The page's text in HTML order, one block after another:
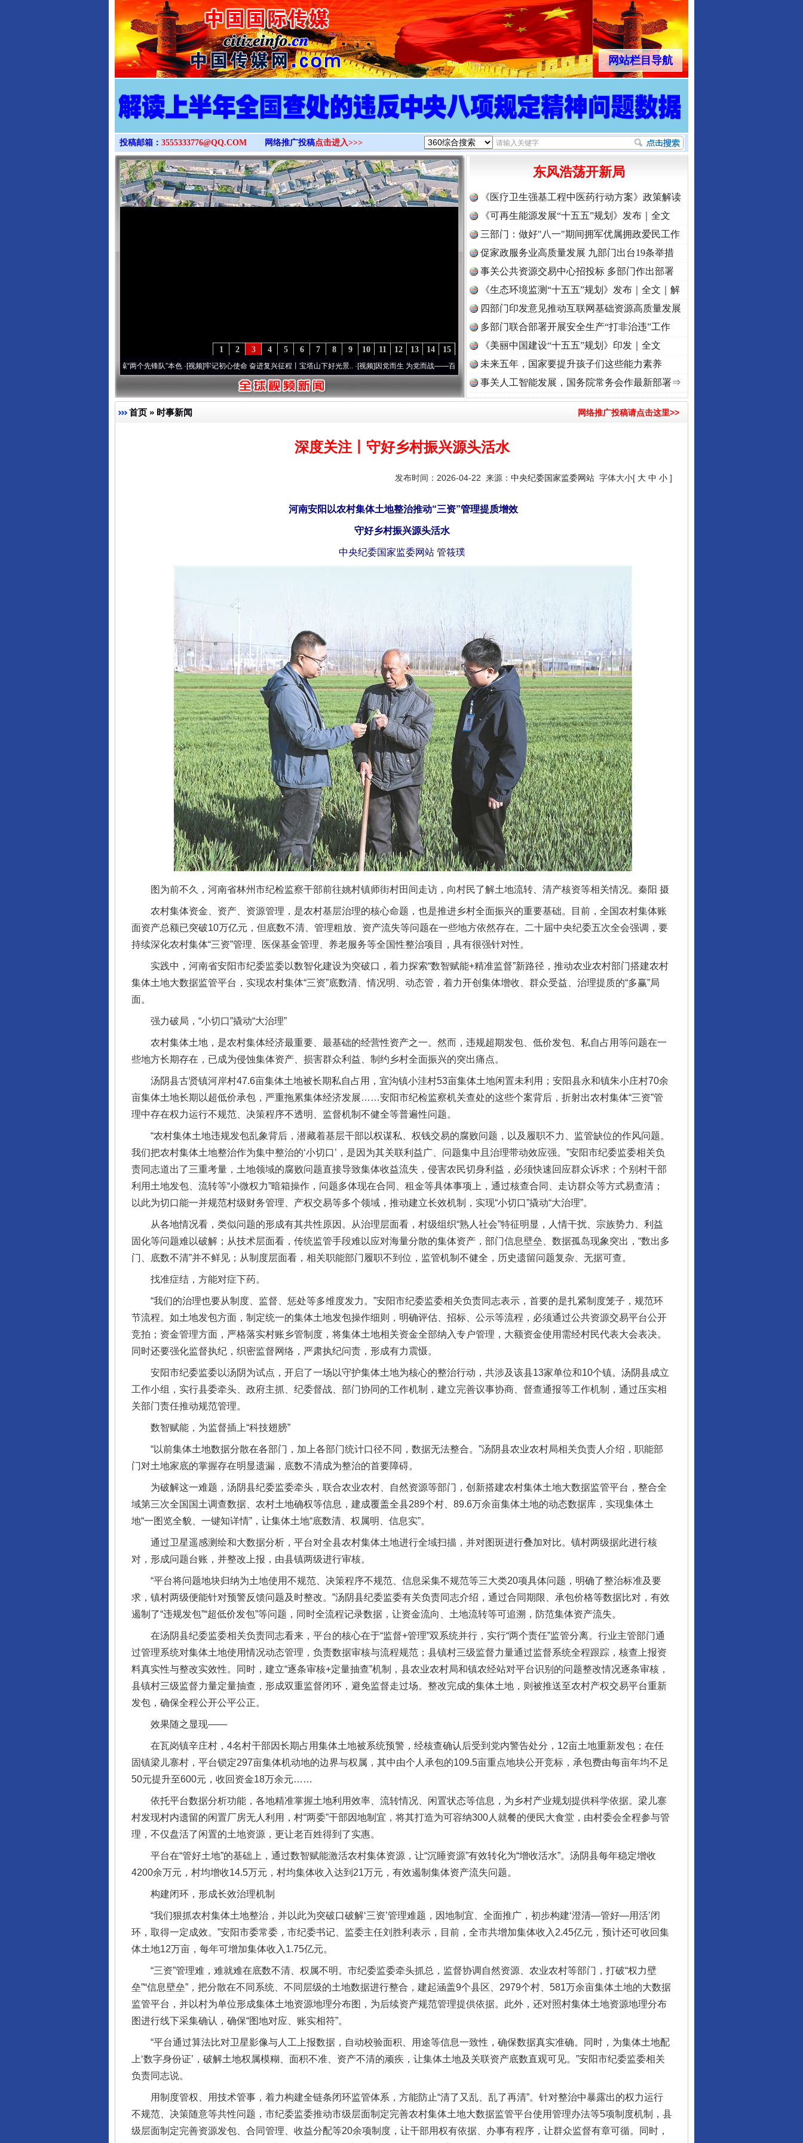
>
网站栏目导航
投稿邮箱： 3555333776@QQ.COM 网络推广投稿点击进入>>>
15
14
13
12
11
10
9
8
7
6
5
4
3
2
1
永葆“两个先锋队”本色·[视频]牢记初心使命 奋进复兴征程丨宝塔山下好光景..·[视频]因党而生 为党而战——百年“纪”事⑧加强纪律..·[视频]牢记初心使命 奋进复兴征程丨“转折之城”激荡..·[视频]
东风浩荡开新局
《医疗卫生强基工程中医药行动方案》政策解读
《可再生能源发展“十五五”规划》发布｜全文
三部门：做好"八一"期间拥军优属拥政爱民工作
促家政服务业高质量发展 九部门出台19条举措
事关公共资源交易中心招投标 多部门作出部署
《生态环境监测“十五五”规划》发布｜全文｜解
读
四部门印发意见推动互联网基础资源高质量发展
多部门联合部署开展安全生产“打非治违”工作
《美丽中国建设“十五五”规划》印发｜全文
未来五年，国家要提升孩子们这些能力素养
事关人工智能发展，国务院常务会作最新部署⇒
首页 » 时事新闻 网络推广投稿请点击这里>>
深度关注丨守好乡村振兴源头活水
发布时间：2026-04-22 来源： 中央纪委国家监委网站 字体大小[ 大 中 小 ]
河南安阳以农村集体土地整治推动“三资”管理提质增效
守好乡村振兴源头活水
中央纪委国家监委网站 管筱璞
图为前不久，河南省林州市纪检监察干部前往姚村镇师街村田间走访，向村民了解土地流转、清产核资等相关情况。秦阳 摄
农村集体资金、资产、资源管理，是农村基层治理的核心命题，也是推进乡村全面振兴的重要基础。目前，全国农村集体账
面资产总额已突破10万亿元，但底数不清、管理粗放、资产流失等问题在一些地方依然存在。二十届中央纪委五次全会强调，要
持续深化农村集体“三资”管理、医保基金管理、养老服务等全国性整治项目，具有很强针对性。
实践中，河南省安阳市纪委监委以数智化建设为突破口，着力探索“数智赋能+精准监督”新路径，推动农业农村部门搭建农村
集体土地大数据监管平台，实现农村集体“三资”底数清、情况明、动态管，着力开创集体增收、群众受益、治理提质的“多赢”局
面。
强力破局，“小切口”撬动“大治理”
农村集体土地，是农村集体经济最重要、最基础的经营性资产之一。然而，违规超期发包、低价发包、私自占用等问题在一
些地方长期存在，已成为侵蚀集体资产、损害群众利益、制约乡村全面振兴的突出痛点。
汤阴县古贤镇河岸村47.6亩集体土地被长期私自占用，宜沟镇小洼村53亩集体土地闲置未利用；安阳县永和镇朱小庄村70余
亩集体土地长期以超低价承包，严重拖累集体经济发展……安阳市纪检监察机关查处的这些个案背后，折射出农村集体“三资”管
理中存在权力运行不规范、决策程序不透明、监督机制不健全等普遍性问题。
“农村集体土地违规发包乱象背后，潜藏着基层干部以权谋私、权钱交易的腐败问题，以及履职不力、监管缺位的作风问题。
我们把农村集体土地整治作为集中整治的‘小切口’，是因为其关联利益广、问题集中且治理带动效应强。”安阳市纪委监委相关负
责同志道出了三重考量，土地领域的腐败问题直接导致集体收益流失，侵害农民切身利益，必须快速回应群众诉求；个别村干部
利用土地发包、流转等“小微权力”暗箱操作，问题多体现在合同、租金等具体事项上，通过核查合同、走访群众等方式易查清；
以此为切口能一并规范村级财务管理、产权交易等多个领域，推动建立长效机制，实现“小切口”撬动“大治理”。
从各地情况看，类似问题的形成有其共性原因。从治理层面看，村级组织“熟人社会”特征明显，人情干扰、宗族势力、利益
固化等问题难以破解；从技术层面看，传统监管手段难以应对海量分散的集体资产，部门信息壁垒、数据孤岛现象突出，“数出多
门、底数不清”并不鲜见；从制度层面看，相关职能部门履职不到位，监管机制不健全，历史遗留问题复杂、无据可查。
找准症结，方能对症下药。
“我们的治理也要从制度、监督、惩处等多维度发力。”安阳市纪委监委相关负责同志表示，首要的是扎紧制度笼子，规范环
节流程。如土地发包方面，制定统一的集体土地发包操作细则，明确评估、招标、公示等流程，必须通过公共资源交易平台公开
竞拍；资金管理方面，严格落实村账乡管制度，将集体土地相关资金全部纳入专户管理，大额资金使用需经村民代表大会表决。
同时还要强化监督执纪，织密监督网络，严肃执纪问责，形成有力震慑。
安阳市纪委监委以汤阴为试点，开启了一场以守护集体土地为核心的整治行动，共涉及该县13家单位和10个镇。汤阴县成立
工作小组，实行县委牵头、政府主抓、纪委督战、部门协同的工作机制，建立完善议事协商、督查通报等工作机制，通过压实相
关部门责任推动规范管理。
数智赋能，为监督插上“科技翅膀”
“以前集体土地数据分散在各部门，加上各部门统计口径不同，数据无法整合。”汤阴县农业农村局相关负责人介绍，职能部
门对土地家底的掌握存在明显遗漏，底数不清成为整治的首要障碍。
为破解这一难题，汤阴县纪委监委牵头，联合农业农村、自然资源等部门，创新搭建农村集体土地大数据监管平台，整合全
域第三次全国国土调查数据、农村土地确权等信息，建成覆盖全县289个村、89.6万余亩集体土地的动态数据库，实现集体土
地“一图览全貌、一键知详情”，让集体土地“底数清、权属明、信息实”。
通过卫星遥感测绘和大数据分析，平台对全县农村集体土地进行全域扫描，并对图斑进行叠加对比。镇村两级据此进行核
对，形成问题台账，并整改上报，由县镇两级进行审核。
“平台将问题地块归纳为土地使用不规范、决策程序不规范、信息采集不规范等三大类20项具体问题，明确了整治标准及要
求，镇村两级便能针对预警反馈问题及时整改。”汤阴县纪委监委有关负责同志介绍，通过合同期限、承包价格等数据比对，有效
遏制了“违规发包”“超低价发包”等问题，同时全流程记录数据，让资金流向、土地流转等可追溯，防范集体资产流失。
在汤阴县纪委监委相关负责同志看来，平台的核心在于“监督+管理”双系统并行，实行“两个责任”监管分离。行业主管部门通
过管理系统对集体土地使用情况动态管理，负责数据审核与流程规范；县镇村三级监督力量通过监督系统全程跟踪，核查上报资
料真实性与整改实效性。同时，建立“逐条审核+定量抽查”机制，县农业农村局和镇农经站对平台识别的问题整改情况逐条审核，
县镇村三级监督力量定量抽查，形成双重监督闭环，避免监督走过场。整改完成的集体土地，则被推送至农村产权交易平台重新
发包，确保全程公开公平公正。
效果随之显现——
在瓦岗镇辛庄村，4名村干部因长期占用集体土地被系统预警，经核查确认后受到党内警告处分，12亩土地重新发包；在任
固镇梁儿寨村，平台锁定297亩集体机动地的边界与权属，其中由个人承包的109.5亩重点地块公开竞标，承包费由每亩年均不足
50元提升至600元，收回资金18万余元……
依托平台数据分析功能，各地精准掌握土地利用效率、流转情况、闲置状态等信息，为乡村产业规划提供科学依据。梁儿寨
村发现村内遗留的闲置厂房无人利用，村“两委”干部因地制宜，将其打造为可容纳300人就餐的便民大食堂，由村委会全程参与管
理，不仅盘活了闲置的土地资源，更让老百姓得到了实惠。
平台在“管好土地”的基础上，通过数智赋能激活农村集体资源，让“沉睡资源”有效转化为“增收活水”。汤阴县每年稳定增收
4200余万元，村均增收14.5万元，村均集体收入达到21万元，有效遏制集体资产流失问题。
构建闭环，形成长效治理机制
“我们狠抓农村集体土地整治，并以此为突破口破解‘三资’管理难题，因地制宜、全面推广，初步构建‘澄清—管好—用活’闭
环，取得一定成效。”安阳市委常委，市纪委书记、监委主任刘胜利表示，目前，全市共增加集体收入2.45亿元，预计还可收回集
体土地12万亩，每年可增加集体收入1.75亿元。
“三资”管理难，难就难在底数不清、权属不明。市纪委监委牵头抓总，监督协调自然资源、农业农村等部门，打破“权力壁
垒”“信息壁垒”，把分散在不同系统、不同层级的土地数据进行整合，建起涵盖9个县区、2979个村、581万余亩集体土地的大数据
监管平台，并以村为单位形成集体土地资源地理分布图，为后续资产规范管理提供依据。此外，还对照村集体土地资源地理分布
图进行线下采集确认，确保“图地对应、账实相符”。
“平台通过算法比对卫星影像与人工上报数据，自动校验面积、用途等信息一致性，确保数据真实准确。同时，为集体土地配
上‘数字身份证’，破解土地权属模糊、面积不准、资产不清的顽疾，让集体土地及关联资产底数直观可见。”安阳市纪委监委相关
负责同志说。
用制度管权、用技术管事，着力构建全链条闭环监管体系，方能防止“清了又乱、乱了再清”。针对整治中暴露出的权力运行
不规范、决策随意等共性问题，市纪委监委推动市级层面制定完善农村集体土地大数据监管平台使用管理办法等5项制度机制，县
级层面制定完善资源发包、合同管理、收益分配等20余项制度，让干部用权有依据、办事有程序，让群众监督有章可循。同时，